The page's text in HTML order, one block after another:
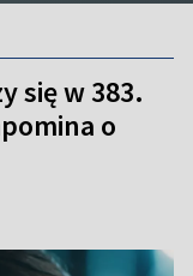
się w 383.
o